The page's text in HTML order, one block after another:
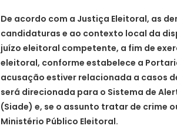
De acordo com a Justiça Eleitoral, as
candidaturas e ao contexto local da
juízo eleitoral competente, a fim de
eleitoral, conforme estabelece a
acusação estiver relacionada a casos
será direcionada para o Sistema de
(Siade) e, se o assunto tratar de crime
Ministério Público Eleitoral.